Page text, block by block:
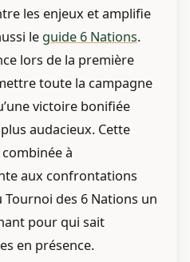
les enjeux et amplifie
le guide 6 Nations.
lors de la première
toute la campagne
victoire bonifiée
audacieux. Cette
à
aux confrontations
des 6 Nations un
pour qui sait
en présence.